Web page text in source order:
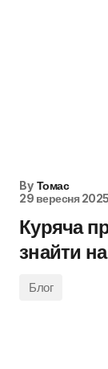
By Томас
29 вересня
Куряча
знайти
Блог